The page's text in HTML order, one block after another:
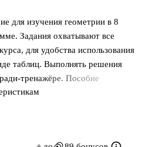
для изучения геометрии в 8
Задания охватывают все
для удобства использования
таблиц. Выполнять решения
тренажёре. Пособие
для углублённой программы
с другими учебниками